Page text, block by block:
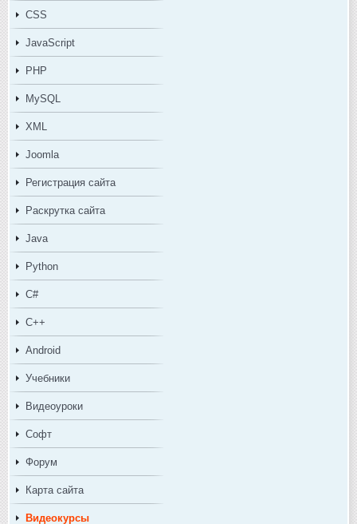
CSS
JavaScript
PHP
MySQL
XML
Joomla
Регистрация сайта
Раскрутка сайта
Java
Python
C#
C++
Android
Учебники
Видеоуроки
Софт
Форум
Карта сайта
Видеокурсы